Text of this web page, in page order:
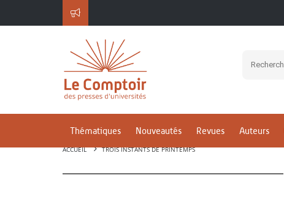
Thématiques Nouveautés Revues Auteurs
ACCUEIL TROIS INSTANTS DE PRINTEMPS